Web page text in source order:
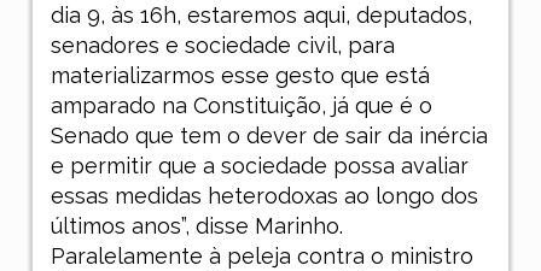
dia 9, às 16h, estaremos aqui, deputados,
senadores e sociedade civil, para
materializarmos esse gesto que está
amparado na Constituição, já que é o
Senado que tem o dever de sair da inércia
e permitir que a sociedade possa avaliar
essas medidas heterodoxas ao longo dos
últimos anos”, disse Marinho.
Paralelamente à peleja contra o ministro